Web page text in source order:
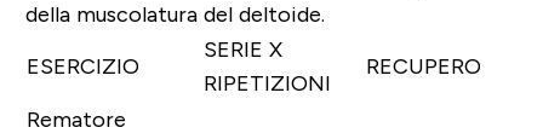
della muscolatura del deltoide.
ESERCIZIO
SERIE X
RIPETIZIONI
RECUPERO
Rematore